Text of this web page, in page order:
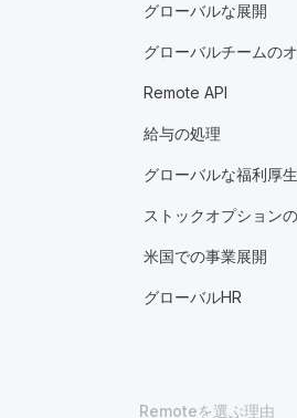
グローバルな展開
グローバルチームの
Remote API
給与の処理
グローバルな福利厚
ストックオプション
米国での事業展開
グローバルHR
Remoteを選ぶ理由